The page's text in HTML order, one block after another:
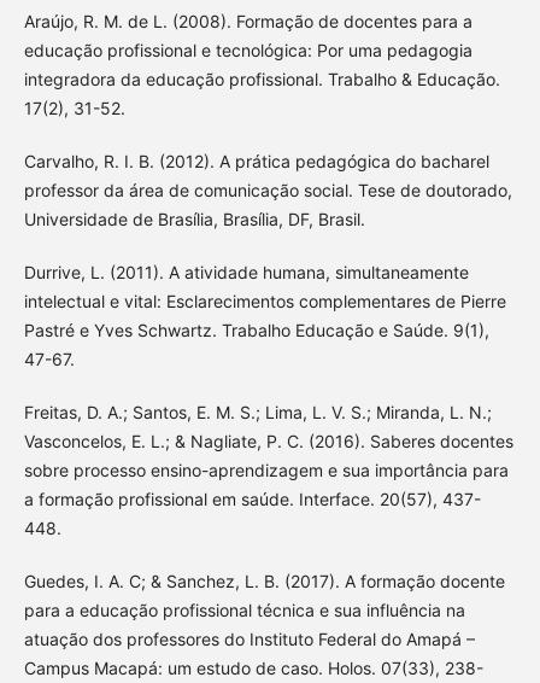
Araújo, R. M. de L. (2008). Formação de docentes para a
educação profissional e tecnológica: Por uma pedagogia
integradora da educação profissional. Trabalho & Educação.
17(2), 31-52.
Carvalho, R. I. B. (2012). A prática pedagógica do bacharel
professor da área de comunicação social. Tese de doutorado,
Universidade de Brasília, Brasília, DF, Brasil.
Durrive, L. (2011). A atividade humana, simultaneamente
intelectual e vital: Esclarecimentos complementares de Pierre
Pastré e Yves Schwartz. Trabalho Educação e Saúde. 9(1),
47-67.
Freitas, D. A.; Santos, E. M. S.; Lima, L. V. S.; Miranda, L. N.;
Vasconcelos, E. L.; & Nagliate, P. C. (2016). Saberes docentes
sobre processo ensino-aprendizagem e sua importância para
a formação profissional em saúde. Interface. 20(57), 437-
448.
Guedes, I. A. C; & Sanchez, L. B. (2017). A formação docente
para a educação profissional técnica e sua influência na
atuação dos professores do Instituto Federal do Amapá –
Campus Macapá: um estudo de caso. Holos. 07(33), 238-